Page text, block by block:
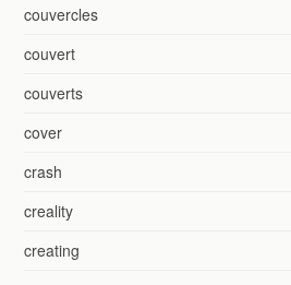
couvercles
couvert
couverts
cover
crash
creality
creating